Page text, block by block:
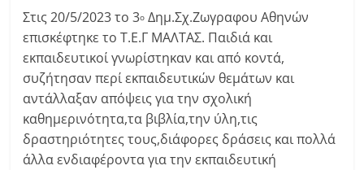
Στις 20/5/2023 το 3ο Δημ.Σχ.Ζωγραφου Αθηνών
επισκέφτηκε το Τ.Ε.Γ ΜΑΛΤΑΣ. Παιδιά και
εκπαιδευτικοί γνωρίστηκαν και από κοντά,
συζήτησαν περί εκπαιδευτικών θεμάτων και
αντάλλαξαν απόψεις για την σχολική
καθημερινότητα,τα βιβλία,την ύλη,τις
δραστηριότητες τους,διάφορες δράσεις και πολλά
άλλα ενδιαφέροντα για την εκπαιδευτική